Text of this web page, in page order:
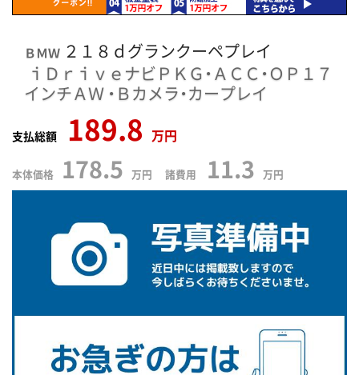
ＢＭＷ ２１８ｄグランクーペプレイ
ｉＤｒｉｖｅナビＰＫＧ・ＡＣＣ・ＯＰ１７
インチＡＷ ・Ｂカメラ・カープレイ
支払総額 189.8 万円
本体価格 178.5 万円 諸費用 11.3 万円